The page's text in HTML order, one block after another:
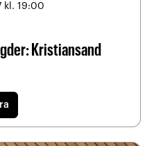
kl. 19:00
Kristiansand